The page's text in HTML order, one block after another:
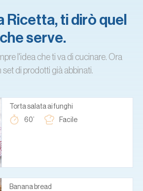
Ricetta, ti dirò quel
che serve.
l'idea che ti va di cucinare. Ora
set di prodotti già abbinati.
Torta salata ai funghi
60’
Facile
Banana bread